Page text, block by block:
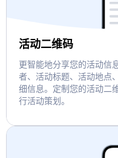
活动二维码
更智能地分享您的活动信
者、活动标题、活动地点
细信息。定制您的活动二
行活动策划。